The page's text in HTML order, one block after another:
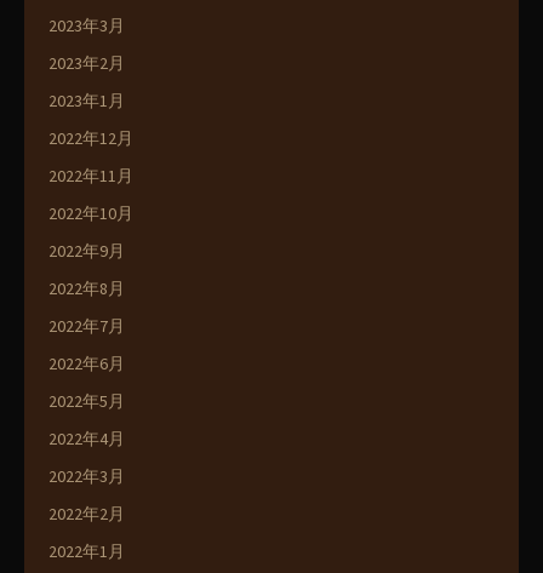
2023年3月
2023年2月
2023年1月
2022年12月
2022年11月
2022年10月
2022年9月
2022年8月
2022年7月
2022年6月
2022年5月
2022年4月
2022年3月
2022年2月
2022年1月